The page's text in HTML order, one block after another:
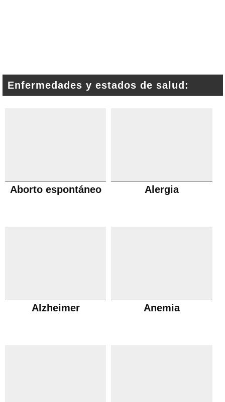
Enfermedades y estados de salud:
Aborto espontáneo Alergia
Alzheimer Anemia